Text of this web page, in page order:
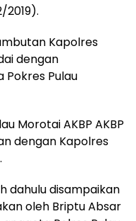
Kapolres
dengan
Pulau
Morotai AKBP AKBP
dengan Kapolres
dahulu disampaikan
oleh Briptu Absar